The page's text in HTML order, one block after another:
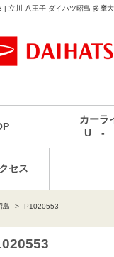
| 立川 八王子 ダイハツ昭島 多
カーラ
U -
セス
島 P1020553